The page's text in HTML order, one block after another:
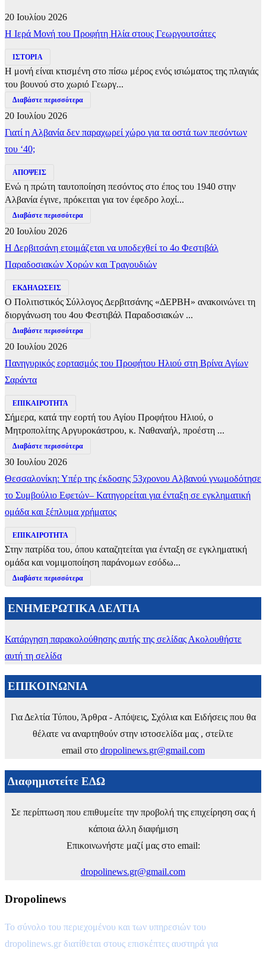
20 Ιουλίου 2026
​Η Ιερά Μονή του Προφήτη Ηλία στους Γεωργουτσάτες
ΙΣΤΟΡΙΑ
Η μονή είναι κτισμένη στο πίσω μέρος ενός ισιώματος της πλαγιάς
του βουνού στο χωριό Γεωργ...
Διαβάστε περισσότερα
20 Ιουλίου 2026
Γιατί η Αλβανία δεν παραχωρεί χώρο για τα οστά των πεσόντων
του ‘40;
ΑΠΟΨΕΙΣ
Ενώ η πρώτη ταυτοποίηση πεσόντος στο έπος του 1940 στην
Αλβανία έγινε, πρόκειται για τον έφεδρο λοχί...
Διαβάστε περισσότερα
20 Ιουλίου 2026
Η Δερβιτσάνη ετοιμάζεται να υποδεχθεί το 4ο Φεστιβάλ
Παραδοσιακών Χορών και Τραγουδιών
ΕΚΔΗΛΩΣΕΙΣ
Ο Πολιτιστικός Σύλλογος Δερβιτσάνης «ΔΕΡΒΗ» ανακοινώνει τη
διοργάνωση του 4ου Φεστιβάλ Παραδοσιακών ...
Διαβάστε περισσότερα
20 Ιουλίου 2026
Πανηγυρικός εορτασμός του Προφήτου Ηλιού στη Βρίνα Αγίων
Σαράντα
ΕΠΙΚΑΙΡΟΤΗΤΑ
Σήμερα, κατά την εορτή του Αγίου Προφήτου Ηλιού, ο
Μητροπολίτης Αργυροκάστρου, κ. Ναθαναήλ, προέστη ...
Διαβάστε περισσότερα
30 Ιουλίου 2026
Θεσσαλονίκη: Υπέρ της έκδοσης 53χρονου Αλβανού γνωμοδότησε
το Συμβούλιο Εφετών– Κατηγορείται για ένταξη σε εγκληματική
ομάδα και ξέπλυμα χρήματος
ΕΠΙΚΑΙΡΟΤΗΤΑ
Στην πατρίδα του, όπου καταζητείται για ένταξη σε εγκληματική
ομάδα και νομιμοποίηση παράνομων εσόδω...
Διαβάστε περισσότερα
ΕΝΗΜΕΡΩΤΙΚΑ ΔΕΛΤΙΑ
Κατάργηση παρακολούθησης αυτής της σελίδας Ακολουθήστε
αυτή τη σελίδα
ΕΠΙΚΟΙΝΩΝΙΑ
Για Δελτία Τύπου, Άρθρα - Απόψεις, Σχόλια και Ειδήσεις που θα
θέλατε να αναρτηθούν στην ιστοσελίδα μας , στείλτε
email στο dropolinews.gr@gmail.com
Διαφημιστείτε ΕΔΩ
Σε περίπτωση που επιθυμείτε την προβολή της επιχείρηση σας ή
κάποια άλλη διαφήμιση
Επικοινωνήστε μαζί μας στο email:
dropolinews.gr@gmail.com
Dropolinews
Το σύνολο του περιεχομένου και των υπηρεσιών του
dropolinews.gr διατίθεται στους επισκέπτες αυστηρά για